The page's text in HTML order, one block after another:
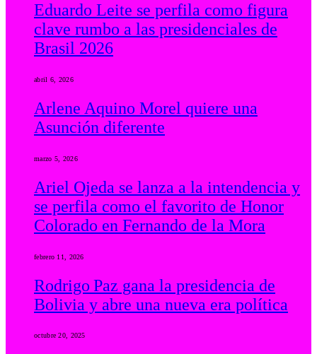
Eduardo Leite se perfila como figura
clave rumbo a las presidenciales de
Brasil 2026
abril 6, 2026
Arlene Aquino Morel quiere una
Asunción diferente
marzo 5, 2026
Ariel Ojeda se lanza a la intendencia y
se perfila como el favorito de Honor
Colorado en Fernando de la Mora
febrero 11, 2026
Rodrigo Paz gana la presidencia de
Bolivia y abre una nueva era política
octubre 20, 2025